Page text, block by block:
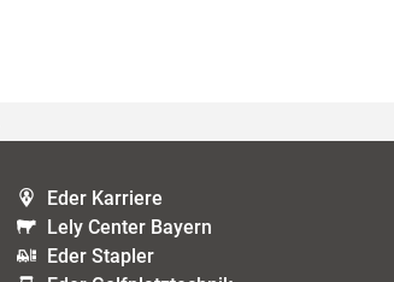
Eder Karriere
Lely Center Bayern
Eder Stapler